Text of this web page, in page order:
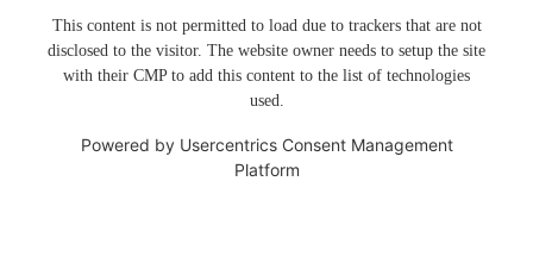
This content is not permitted to load due to trackers that are not
disclosed to the visitor. The website owner needs to setup the site
with their CMP to add this content to the list of technologies
used.
Powered by Usercentrics Consent Management
Platform